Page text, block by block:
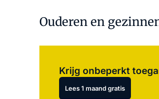
Ouderen en
Krijg onbeperkt
Lees 1 maand gratis